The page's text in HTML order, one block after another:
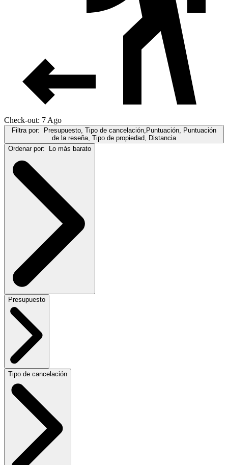
Check-out: 7 Ago
Filtra por:
Presupuesto, Tipo de cancelación,Puntuación, Puntuación
de la reseña, Tipo de propiedad, Distancia
Ordenar por:
Lo más barato
Presupuesto
Tipo de cancelación